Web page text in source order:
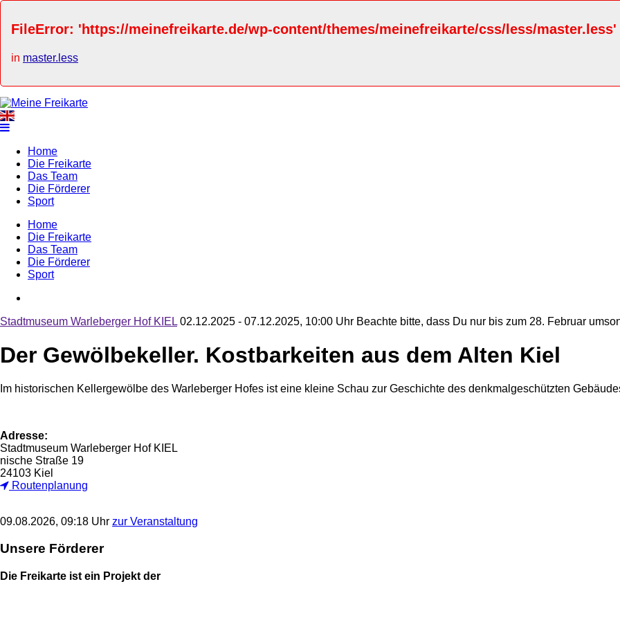
FileError: 'https://meinefreikarte.de/wp-content/themes/meinefreikarte/css/less/
in master.less
Home
Die Freikarte
Das Team
Die Förderer
Sport
Home
Die Freikarte
Das Team
Die Förderer
Sport
Stadtmuseum Warleberger Hof KIEL 02.12.2025 - 07.12.2025, 10:00 Uhr Beachte bitte, dass Du nur bis zum 28. Februar
Der Gewölbekeller. Kostbarkeiten aus dem Alten Kiel
Im historischen Kellergewölbe des Warleberger Hofes ist eine kleine Schau zur Geschichte des denkmalgeschützten
Adresse:
Stadtmuseum Warleberger Hof KIEL
nische Straße 19
24103 Kiel
Routenplanung
09.08.2026, 09:18 Uhr zur Veranstaltung
Unsere Förderer
Die Freikarte ist ein Projekt der